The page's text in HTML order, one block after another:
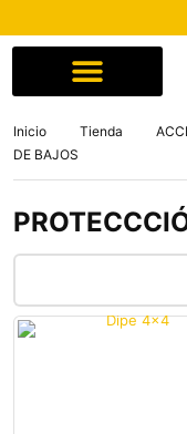
Inicio Tienda
DE BAJOS